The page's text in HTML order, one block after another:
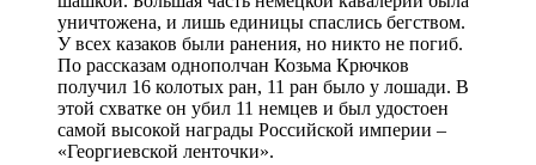
уничтожена, и лишь единицы спаслись бегством.
У всех казаков были ранения, но никто не погиб.
По рассказам однополчан Козьма Крючков
получил 16 колотых ран, 11 ран было у лошади. В
этой схватке он убил 11 немцев и был удостоен
самой высокой награды Российской империи –
«Георгиевской ленточки».